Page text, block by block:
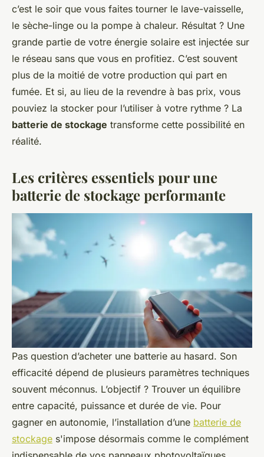
c’est le soir que vous faites tourner le lave-vaisselle,
le sèche-linge ou la pompe à chaleur. Résultat ? Une
grande partie de votre énergie solaire est injectée sur
le réseau sans que vous en profitiez. C’est souvent
plus de la moitié de votre production qui part en
fumée. Et si, au lieu de la revendre à bas prix, vous
pouviez la stocker pour l’utiliser à votre rythme ? La
batterie de stockage transforme cette possibilité en
réalité.
Les critères essentiels pour une
batterie de stockage performante
Pas question d’acheter une batterie au hasard. Son
efficacité dépend de plusieurs paramètres techniques
souvent méconnus. L’objectif ? Trouver un équilibre
entre capacité, puissance et durée de vie. Pour
gagner en autonomie, l’installation d’une batterie de
stockage s'impose désormais comme le complément